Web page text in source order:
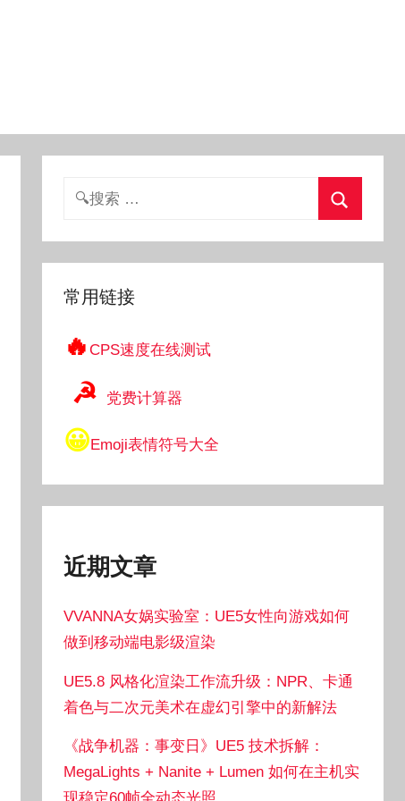
搜
常用链接
🔥CPS速度在线测试
☭ 党费计算器
😀Emoji表情符号大全
近期文章
VVANNA女娲实验室：UE5女性向游戏如何
做到移动端电影级渲染
UE5.8 风格化渲染工作流升级：NPR、卡通
着色与二次元美术在虚幻引擎中的新解法
《战争机器：事变日》UE5 技术拆解：
MegaLights + Nanite + Lumen 如何在主机实